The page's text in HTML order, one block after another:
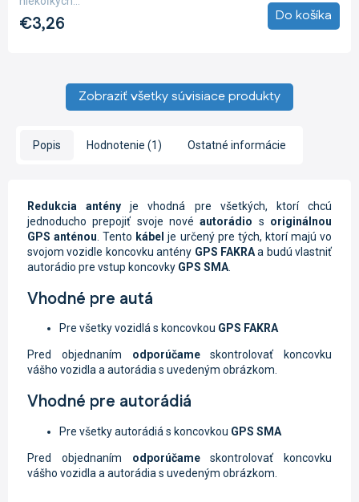
€3,26 Do košíka
Zobraziť všetky súvisiace produkty
Popis Hodnotenie (1) Ostatné informácie
Redukcia antény je vhodná pre všetkých, ktorí chcú
jednoducho prepojiť svoje novéautorádio s originálnou
GPS anténou . Tento kábel je určený pre tých, ktorí majú vo
svojom vozidle koncovku antény GPS FAKRAa budú vlastniť
autorádio pre vstup koncovky GPS SMA
Vhodné pre autá
Pre všetky vozidlá s koncovkou GPS FAKRA
Pred objednaním odporúčameskontrolovať koncovku
vášho vozidla a autorádia s uvedeným obrázkom.
Vhodné pre autorádiá
Pre všetky autorádiá s koncovkou GPS SMA
Pred objednaním odporúčameskontrolovať koncovku
vášho vozidla a autorádia s uvedeným obrázkom.